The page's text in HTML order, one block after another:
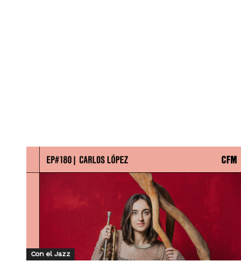
Con el Jazz